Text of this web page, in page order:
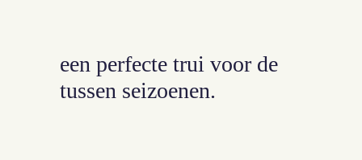
Geen producten in je
winkelwagen.
een perfecte trui voor de
tussen seizoenen.